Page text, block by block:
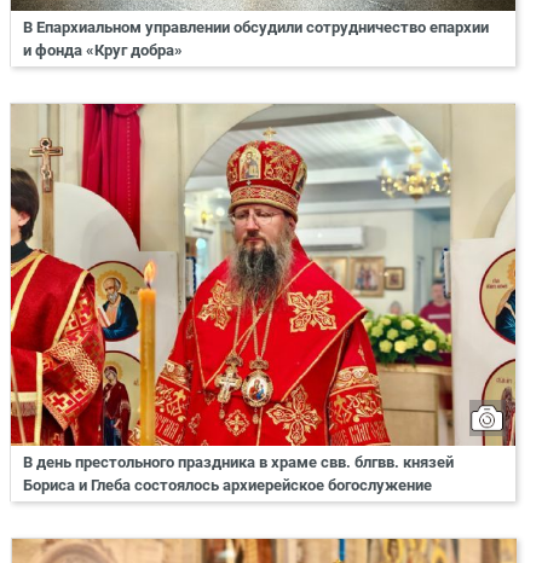
В Епархиальном управлении обсудили сотрудничество епархии
и фонда «Круг добра»
В день престольного праздника в храме свв. блгвв. князей
Бориса и Глеба состоялось архиерейское богослужение